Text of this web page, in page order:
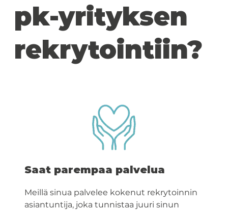
pk-yrityksen
rekrytointiin?
Meillä sinua palvelee kokenut rekrytoinnin
asiantuntija, joka tunnistaa juuri sinun
Saat parempaa palvelua